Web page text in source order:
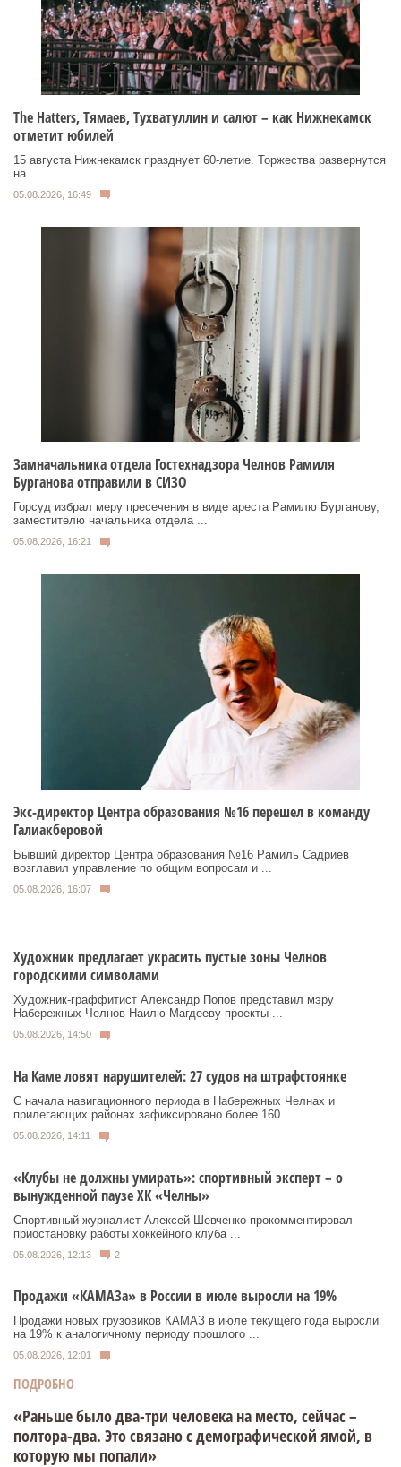
Тhe Нatters, Тямаев, Тухватуллин и салют – как Нижнекамск
отметит юбилей
15 августа Нижнекамск празднует 60‑летие. Торжества развернутся
на ...
05.08.2026, 16:49
Замначальника отдела Гостехнадзора Челнов Рамиля
Бурганова отправили в СИЗО
Горсуд избрал меру пресечения в виде ареста Рамилю Бурганову,
заместителю начальника отдела ...
05.08.2026, 16:21
Экс-директор Центра образования №16 перешел в команду
Галиакберовой
Бывший директор Центра образования №16 Рамиль Садриев
возглавил управление по общим вопросам и ...
05.08.2026, 16:07
Художник предлагает украсить пустые зоны Челнов
городскими символами
Художник‑граффитист Александр Попов представил мэру
Набережных Челнов Наилю Магдееву проекты ...
05.08.2026, 14:50
На Каме ловят нарушителей: 27 судов на штрафстоянке
С начала навигационного периода в Набережных Челнах и
прилегающих районах зафиксировано более 160 ...
05.08.2026, 14:11
«Клубы не должны умирать»: спортивный эксперт – о
вынужденной паузе ХК «Челны»
Спортивный журналист Алексей Шевченко прокомментировал
приостановку работы хоккейного клуба ...
05.08.2026, 12:13 2
Продажи «КАМАЗа» в России в июле выросли на 19%
Продажи новых грузовиков КАМАЗ в июле текущего года выросли
на 19% к аналогичному периоду прошлого ...
05.08.2026, 12:01
ПОДРОБНО
«Раньше было два-три человека на место, сейчас –
полтора-два. Это связано с демографической ямой, в
которую мы попали»